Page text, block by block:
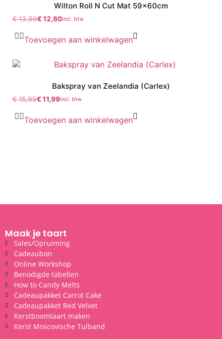
Wilton Roll N Cut Mat 59x60cm
€13,99€12,60incl. btw
Toevoegen aan winkelwagen
Bakspray van Zeelandia (Carlex)
€15,99€11,99incl. btw
Toevoegen aan winkelwagen
Maak je taart
Sales/Opruiming
Cadeaubon
Online Workshop
Benodigde tabellen
How to Candy Melts
Cadeaupakket Carrot Cake
Cadeaupakket Red Velvet
Kerstboomtaart maken
Kerst Moscovische Tulband